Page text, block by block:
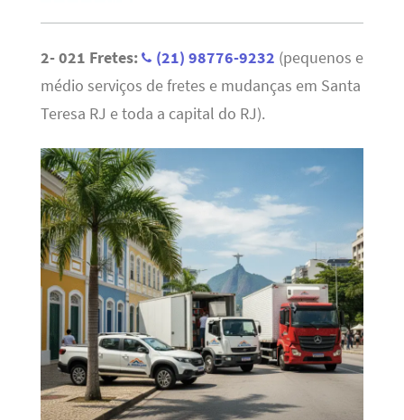
2- 021 Fretes: (21) 98776-9232 (pequenos e
médio serviços de fretes e mudanças em Santa
Teresa RJ e toda a capital do RJ).